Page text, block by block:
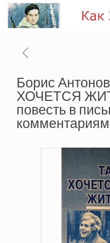
Борис
ХОЧЕТСЯ
повесть в